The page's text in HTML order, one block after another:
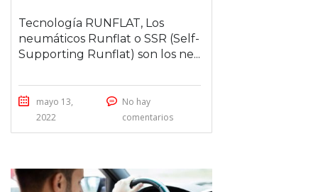
Tecnología RUNFLAT, Los
neumáticos Runflat o SSR (Self-
Supporting Runflat) son los ne...
mayo 13,
2022
No hay
comentarios